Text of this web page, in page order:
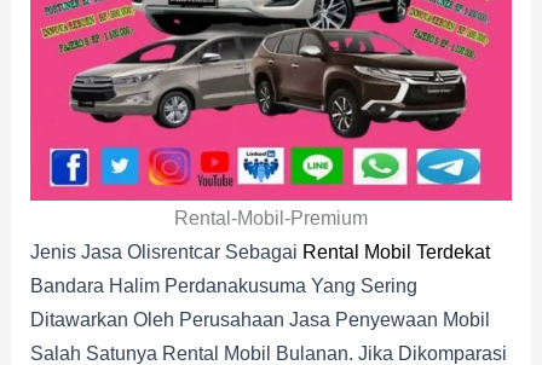
Rental-Mobil-Premium
Jenis Jasa Olisrentcar Sebagai Rental Mobil Terdekat
Bandara Halim Perdanakusuma Yang Sering
Ditawarkan Oleh Perusahaan Jasa Penyewaan Mobil
Salah Satunya Rental Mobil Bulanan. Jika Dikomparasi